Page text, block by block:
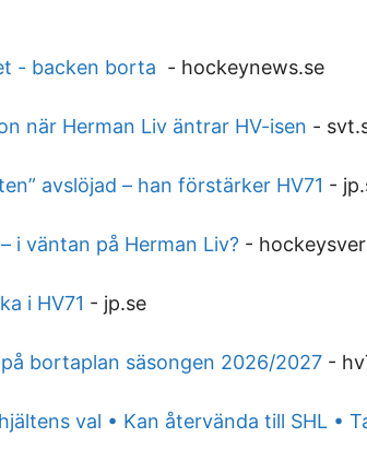
- backen borta - hockeynews.se
när Herman Liv äntrar HV-isen -
avslöjad – han förstärker HV71 -
i väntan på Herman Liv? -
i HV71 - jp.se
bortaplan säsongen 2026/2027 -
val • Kan återvända till SHL •